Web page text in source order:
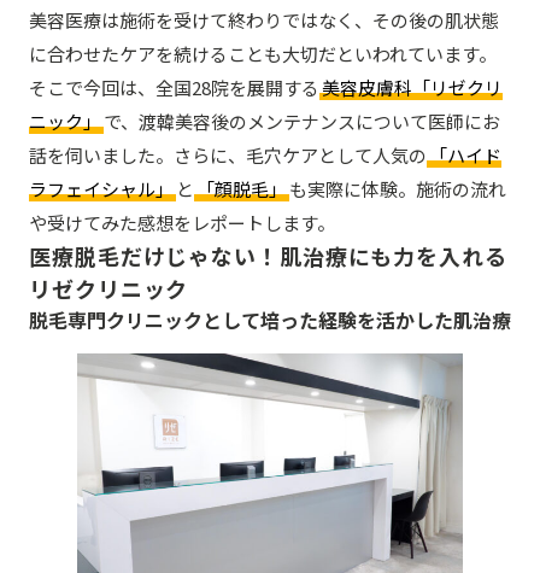
美容医療は施術を受けて終わりではなく、その後の肌状態
に合わせたケアを続けることも大切だといわれています。
そこで今回は、全国28院を展開する 美容皮膚科「リゼクリ
ニック」で、渡韓美容後のメンテナンスについて医師にお
話を伺いました。さらに、毛穴ケアとして人気の「ハイド
ラフェイシャル」 と「顔脱毛」も実際に体験。施術の流れ
や受けてみた感想をレポートします。
医療脱毛だけじゃない！肌治療にも力を入れる
リゼクリニック
脱毛専門クリニックとして培った経験を活かした肌治療